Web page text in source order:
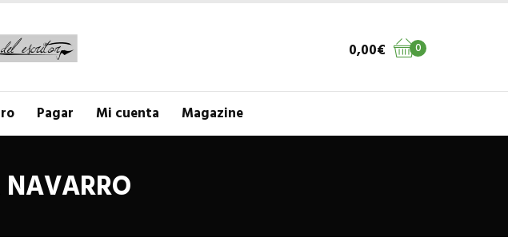
0
0,00€
Pagar Mi cuenta Magazine